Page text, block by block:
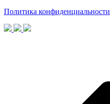
Политика конфиденциальности